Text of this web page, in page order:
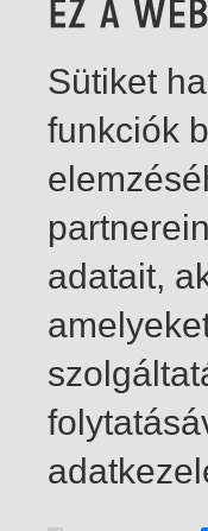
1-1 / összesen 1 találat
Sütiket
funkciók
adatait,